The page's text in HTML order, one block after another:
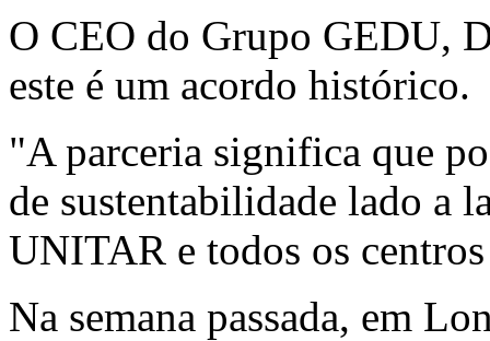
O CEO do Grupo GEDU,
este é um acordo histórico.
"A parceria significa que
de sustentabilidade lado a
UNITAR e todos os
Na semana passada, em